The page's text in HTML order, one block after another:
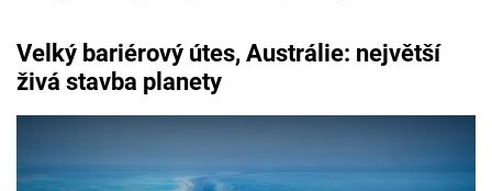
Velký bariérový útes, Austrálie: největší
živá stavba planety